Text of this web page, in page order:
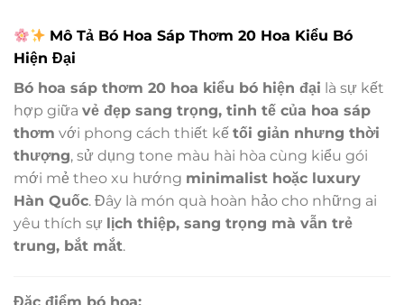
Mô Tả Bó Hoa Sáp Thơm 20 Hoa Kiểu Bó
Hiện Đại
Bó hoa sáp thơm 20 hoa kiểu bó hiện đại là sự kết
hợp giữa vẻ đẹp sang trọng, tinh tế của hoa sáp
thơm với phong cách thiết kế tối giản nhưng thời
thượng, sử dụng tone màu hài hòa cùng kiểu gói
mới mẻ theo xu hướng minimalist hoặc luxury
Hàn Quốc. Đây là món quà hoàn hảo cho những ai
yêu thích sự lịch thiệp, sang trọng mà vẫn trẻ
trung, bắt mắt.